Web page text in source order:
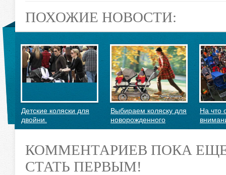
ПОХОЖИЕ НОВОСТИ:
Детские коляски для
двойни.
Выбираем коляску для
новорожденного
На что
КОММЕНТАРИЕВ ПОКА
СТАТЬ ПЕРВЫМ!